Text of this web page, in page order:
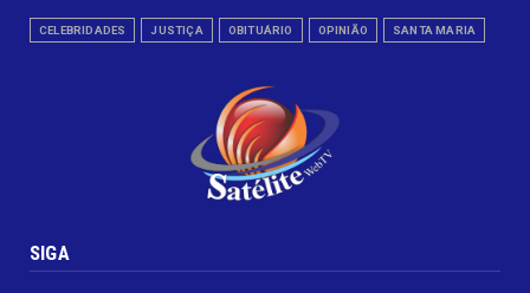
CELEBRIDADES JUSTIÇA OBITUÁRIO OPINIÃO SANTA MARIA
SIGA